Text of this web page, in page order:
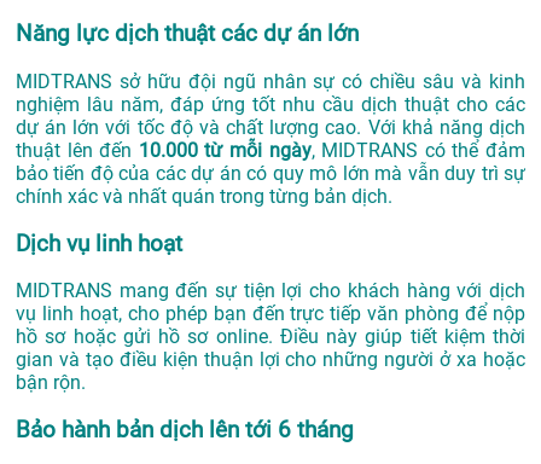
Năng lực dịch thuật các dự án lớn
MIDTRANS sở hữu đội ngũ nhân sự có chiều sâu và kinh
nghiệm lâu năm, đáp ứng tốt nhu cầu dịch thuật cho các
dự án lớn với tốc độ và chất lượng cao. Với khả năng dịch
thuật lên đến 10.000 từ mỗi ngày, MIDTRANS có thể đảm
bảo tiến độ của các dự án có quy mô lớn mà vẫn duy trì sự
chính xác và nhất quán trong từng bản dịch.
Dịch vụ linh hoạt
MIDTRANS mang đến sự tiện lợi cho khách hàng với dịch
vụ linh hoạt, cho phép bạn đến trực tiếp văn phòng để nộp
hồ sơ hoặc gửi hồ sơ online. Điều này giúp tiết kiệm thời
gian và tạo điều kiện thuận lợi cho những người ở xa hoặc
bận rộn.
Bảo hành bản dịch lên tới 6 tháng